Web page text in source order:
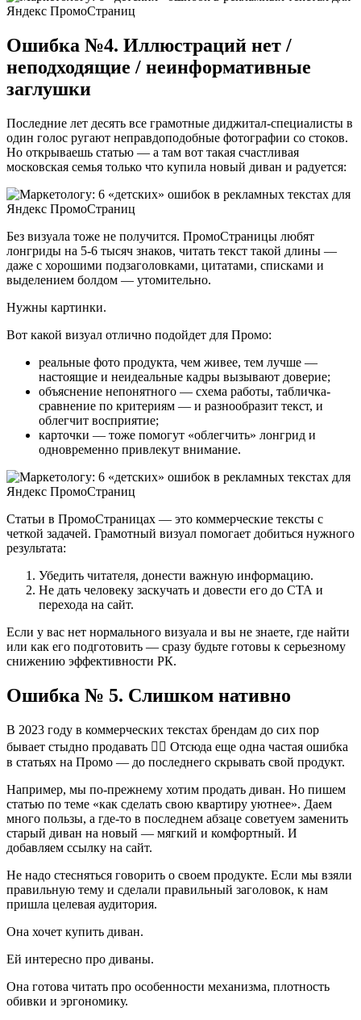
Ошибка №4. Иллюстраций нет /
неподходящие / неинформативные
заглушки
Последние лет десять все грамотные диджитал-специалисты в
один голос ругают неправдоподобные фотографии со стоков.
Но открываешь статью — а там вот такая счастливая
московская семья только что купила новый диван и радуется:
Без визуала тоже не получится. ПромоСтраницы любят
лонгриды на 5-6 тысяч знаков, читать текст такой длины —
даже с хорошими подзаголовками, цитатами, списками и
выделением болдом — утомительно.
Нужны картинки.
Вот какой визуал отлично подойдет для Промо:
реальные фото продукта, чем живее, тем лучше —
настоящие и неидеальные кадры вызывают доверие;
объяснение непонятного — схема работы, табличка-
сравнение по критериям — и разнообразит текст, и
облегчит восприятие;
карточки — тоже помогут «облегчить» лонгрид и
одновременно привлекут внимание.
Статьи в ПромоСтраницах — это коммерческие тексты с
четкой задачей. Грамотный визуал помогает добиться нужного
результата:
Убедить читателя, донести важную информацию.
Не дать человеку заскучать и довести его до СТА и
перехода на сайт.
Если у вас нет нормального визуала и вы не знаете, где найти
или как его подготовить — сразу будьте готовы к серьезному
снижению эффективности РК.
Ошибка № 5. Слишком нативно
В 2023 году в коммерческих текстах брендам до сих пор
бывает стыдно продавать 🤷‍♀ Отсюда еще одна частая ошибка
в статьях на Промо — до последнего скрывать свой продукт.
Например, мы по-прежнему хотим продать диван. Но пишем
статью по теме «как сделать свою квартиру уютнее». Даем
много пользы, а где-то в последнем абзаце советуем заменить
старый диван на новый — мягкий и комфортный. И
добавляем ссылку на сайт.
Не надо стесняться говорить о своем продукте. Если мы взяли
правильную тему и сделали правильный заголовок, к нам
пришла целевая аудитория.
Она хочет купить диван.
Ей интересно про диваны.
Она готова читать про особенности механизма, плотность
обивки и эргономику.